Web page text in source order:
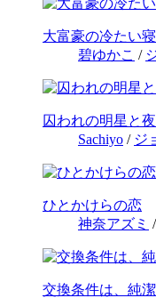
大富豪の冷たい
碧ゆかこ /
囚われの明星と
Sachiyo / ジ
ひとかけらの恋
神奈アズミ /
交換条件は、純潔